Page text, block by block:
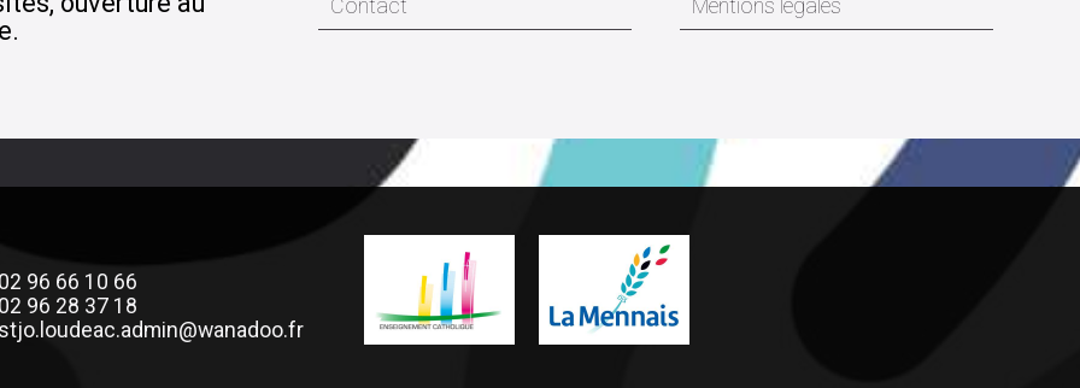
Contact Mentions légales
96 66 10 66
96 28 37 18